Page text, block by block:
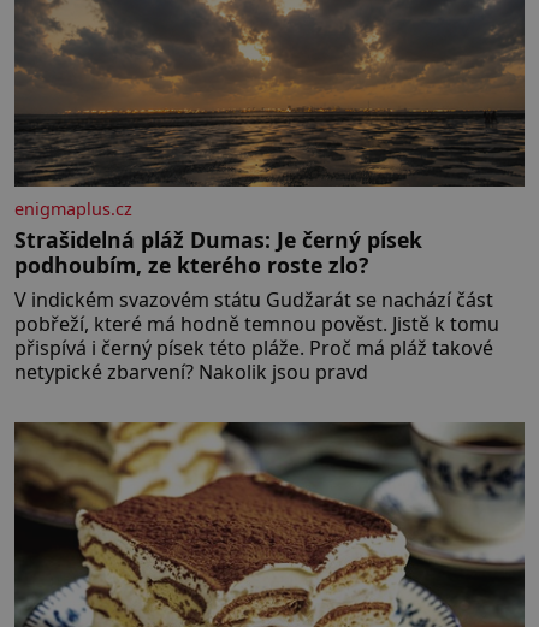
enigmaplus.cz
Strašidelná pláž Dumas: Je černý písek
podhoubím, ze kterého roste zlo?
V indickém svazovém státu Gudžarát se nachází část
pobřeží, které má hodně temnou pověst. Jistě k tomu
přispívá i černý písek této pláže. Proč má pláž takové
netypické zbarvení? Nakolik jsou pravd